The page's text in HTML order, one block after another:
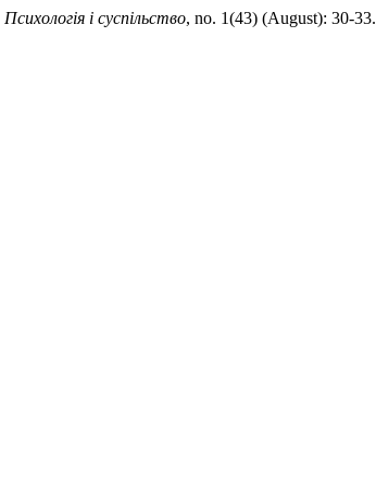
Психологія і суспільство, no. 1(43) (August): 30-33.